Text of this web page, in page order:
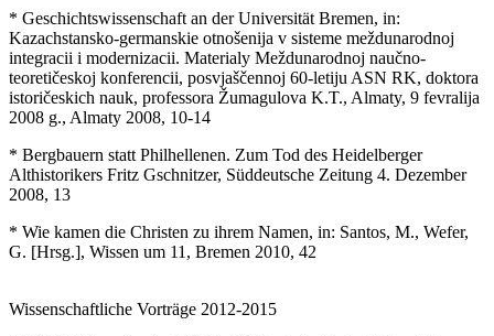
* Geschichtswissenschaft an der Universität Bremen, in:
Kazachstansko-germanskie otnošenija v sisteme meždunarodnoj
integracii i modernizacii. Materialy Meždunarodnoj naučno-
teoretičeskoj konferencii, posvjaščennoj 60-letiju ASN RK, doktora
istoričeskich nauk, professora Žumagulova K.T., Almaty, 9 fevralija
2008 g., Almaty 2008, 10-14
* Bergbauern statt Philhellenen. Zum Tod des Heidelberger
Althistorikers Fritz Gschnitzer, Süddeutsche Zeitung 4. Dezember
2008, 13
* Wie kamen die Christen zu ihrem Namen, in: Santos, M., Wefer,
G. [Hrsg.], Wissen um 11, Bremen 2010, 42
Wissenschaftliche Vorträge 2012-2015